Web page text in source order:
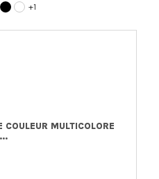
+1
MULTICOLORE
...